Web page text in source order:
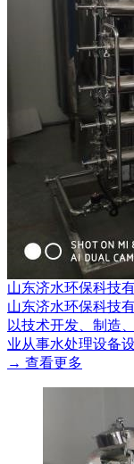
山东济水环保科技
山东济水环保科技
以技术开发、制造
业从事水处理设备
→ 查看更多